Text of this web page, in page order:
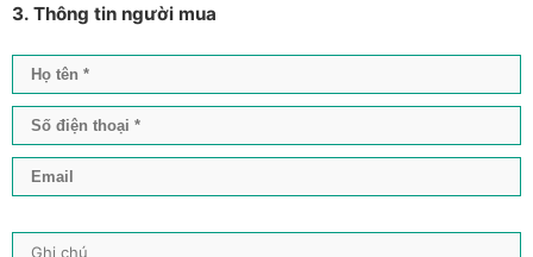
3. Thông tin người mua